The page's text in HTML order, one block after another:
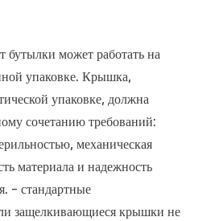
бутылки может работать на
упаковке. Крышка,
упаковке, должна
сочетанию требований:
механическая
материала и надежность
- стандартные
защелкивающиеся крышки не